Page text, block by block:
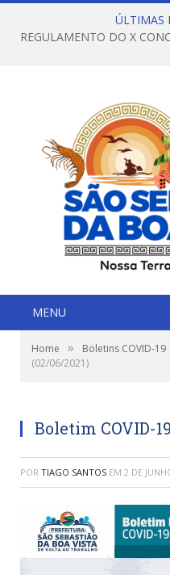
ÚLTIMAS
MENU
Home » Boletins COVID-19
(02/06/2021)
Boletim COVID-
POR TIAGO SANTOS EM 2 DE